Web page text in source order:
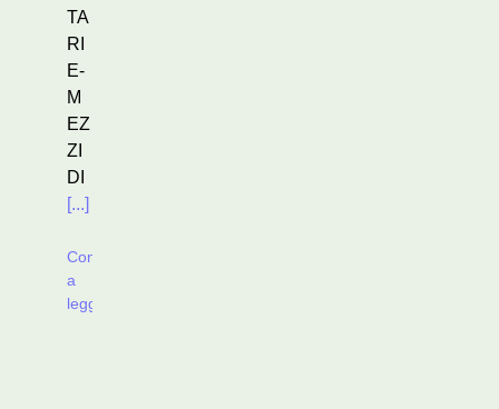
TA
RI
E-
M
EZ
ZI
DI
[...]
Continua
a
leggere